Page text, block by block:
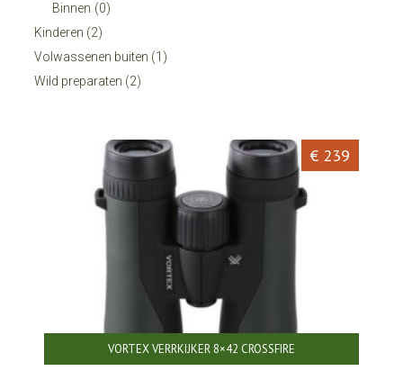
Binnen (0)
Kinderen (2)
Volwassenen buiten (1)
Wild preparaten (2)
€ 239
VORTEX VERRKIJKER 8×42 CROSSFIRE